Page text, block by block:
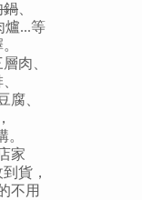
鍋
爐...等
肉、
腐、
家
貨，
不用